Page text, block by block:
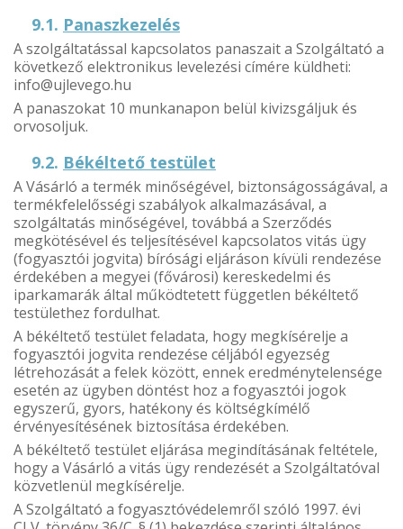
9.1. Panaszkezelés
A szolgáltatással kapcsolatos panaszait a Szolgáltató a
következő elektronikus levelezési címére küldheti:
info@ujlevego.hu
A panaszokat 10 munkanapon belül kivizsgáljuk és
orvosoljuk.
9.2. Békéltető testület
A Vásárló a termék minőségével, biztonságosságával, a
termékfelelősségi szabályok alkalmazásával, a
szolgáltatás minőségével, továbbá a Szerződés
megkötésével és teljesítésével kapcsolatos vitás ügy
(fogyasztói jogvita) bírósági eljáráson kívüli rendezése
érdekében a megyei (fővárosi) kereskedelmi és
iparkamarák által működtetett független békéltető
testülethez fordulhat.
A békéltető testület feladata, hogy megkísérelje a
fogyasztói jogvita rendezése céljából egyezség
létrehozását a felek között, ennek eredménytelensége
esetén az ügyben döntést hoz a fogyasztói jogok
egyszerű, gyors, hatékony és költségkímélő
érvényesítésének biztosítása érdekében.
A békéltető testület eljárása megindításának feltétele,
hogy a Vásárló a vitás ügy rendezését a Szolgáltatóval
közvetlenül megkísérelje.
A Szolgáltató a fogyasztóvédelemről szóló 1997. évi